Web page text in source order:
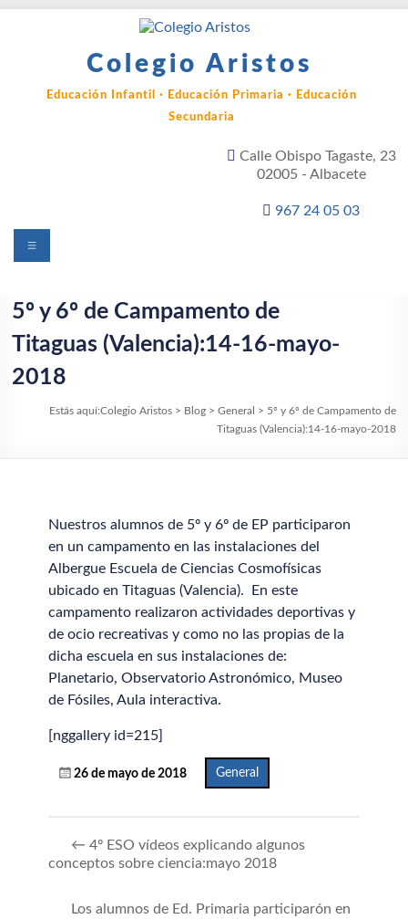
Colegio Aristos
Educación Infantil · Educación Primaria · Educación
Secundaria
Calle Obispo Tagaste, 23
02005 - Albacete
967 24 05 03
Menú
5º y 6º de Campamento de
Titaguas (Valencia):14-16-mayo-
2018
Estás aquí:Colegio Aristos> Blog> General > 5º y 6º de Campamento de
Titaguas (Valencia):14-16-mayo-2018
Nuestros alumnos de 5º y 6º de EP participaron
en un campamento en las instalaciones del
Albergue Escuela de Ciencias Cosmofísicas
ubicado en Titaguas (Valencia). En este
campamento realizaron actividades deportivas y
de ocio recreativas y como no las propias de la
dicha escuela en sus instalaciones de:
Planetario, Observatorio Astronómico, Museo
de Fósiles, Aula interactiva.
[nggallery id=215]
26 de mayo de 2018 General
← 4º ESO vídeos explicando algunos
conceptos sobre ciencia:mayo 2018
Los alumnos de Ed. Primaria participarón en